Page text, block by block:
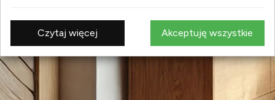
Czytaj więcej Akceptuję wszystkie